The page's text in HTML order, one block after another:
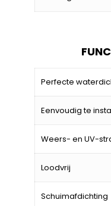
Perfecte
Eenvoudig te
Weers- en UV-
Loodvrij
Schuimafdichting